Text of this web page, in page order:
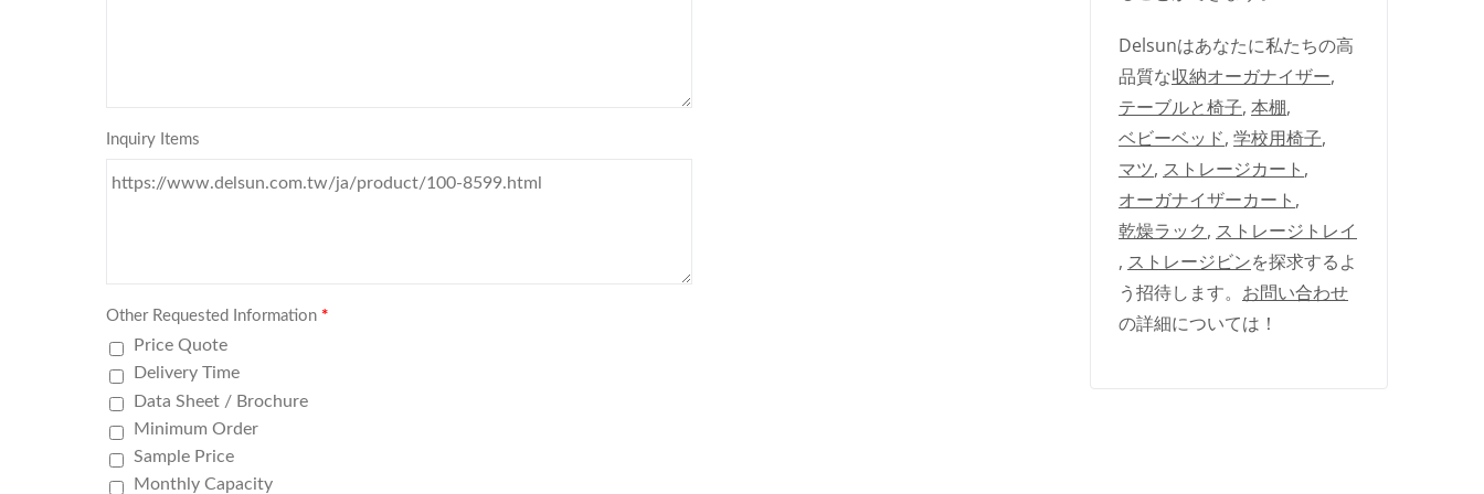
Delsunはあなたに私たちの高
品質な収納オーガナイザー,
テーブルと椅子, 本棚,
ベビーベッド, 学校用椅子,
マツ, ストレージカート ,
オーガナイザーカート ,
乾燥ラック, ストレージトレイ
, ストレージビンを探求するよ
う招待します。 お問い合わせ
の詳細については！